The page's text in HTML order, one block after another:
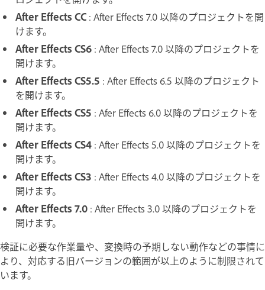
After Effects CC : After Effects 7.0 以降のプロジェクトを開
けます。
After Effects CS6 : After Effects 7.0 以降のプロジェクトを
開けます。
After Effects CS5.5 : After Effects 6.5 以降のプロジェクト
を開けます。
After Effects CS5 : Afer Effects 6.0 以降のプロジェクトを
開けます。
After Effects CS4 : After Effects 5.0 以降のプロジェクトを
開けます。
After Effects CS3 : After Effects 4.0 以降のプロジェクトを
開けます。
After Effects 7.0 : After Effects 3.0 以降のプロジェクトを
開けます。
検証に必要な作業量や、変換時の予期しない動作などの事情に
より、対応する旧バージョンの範囲が以上のように制限されて
います。